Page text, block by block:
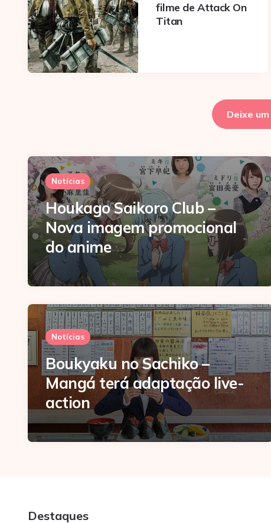
filme de Attack On
Titan
Deixe
Notícias
Houkago Saikoro Club –
Nova imagem promocional
do anime
Notícias
Boukyaku no Sachiko –
Mangá terá adaptação live-
action
Destaques